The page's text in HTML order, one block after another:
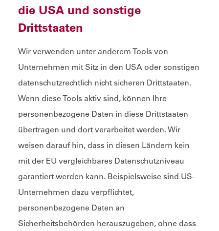
die USA und sonstige
Drittstaaten
Wir verwenden unter anderem Tools von
Unternehmen mit Sitz in den USA oder sonstigen
datenschutzrechtlich nicht sicheren Drittstaaten.
Wenn diese Tools aktiv sind, können Ihre
personenbezogene Daten in diese Drittstaaten
übertragen und dort verarbeitet werden. Wir
weisen darauf hin, dass in diesen Ländern kein
mit der EU vergleichbares Datenschutzniveau
garantiert werden kann. Beispielsweise sind US-
Unternehmen dazu verpflichtet,
personenbezogene Daten an
Sicherheitsbehörden herauszugeben, ohne dass